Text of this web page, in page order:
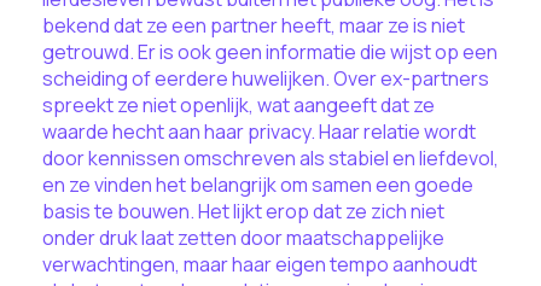
bekend dat ze een partner heeft, maar ze is niet
getrouwd. Er is ook geen informatie die wijst op een
scheiding of eerdere huwelijken. Over ex-partners
spreekt ze niet openlijk, wat aangeeft dat ze
waarde hecht aan haar privacy. Haar relatie wordt
door kennissen omschreven als stabiel en liefdevol,
en ze vinden het belangrijk om samen een goede
basis te bouwen. Het lijkt erop dat ze zich niet
onder druk laat zetten door maatschappelijke
verwachtingen, maar haar eigen tempo aanhoudt